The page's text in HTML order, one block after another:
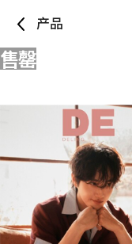
产品
售罄